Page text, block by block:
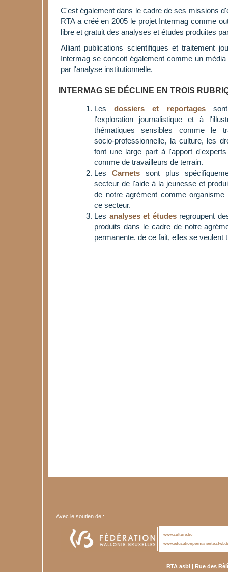
C'est également dans le cadre de ses missions
RTA a créé en 2005 le projet Intermag comme
libre et gratuit des analyses et études produites
Alliant publications scientifiques et traitement
Intermag se concoit également comme un
par l'analyse institutionnelle.
INTERMAG SE DÉCLINE EN TROIS
Lesdossiers et reportagessont
l'exploration journalistique et à
thématiques sensibles comme le
socio-professionnelle, la culture, les
font une large part à l'apport
comme de travailleurs de terrain.
Les Carnetssont plus
secteur de l'aide à la jeunesse et
de notre agrément comme organisme
ce secteur.
Les analyses et étudesregroupent
produits dans le cadre de notre
permanente. de ce fait, elles se veulent
Avec le soutien de :
www.culture.be
RTA asbl | Rue des